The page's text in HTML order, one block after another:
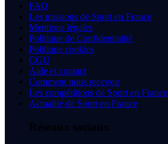
FAQ
Les missions de Sport en France
Mentions légales
Politique de Confidentialité
Politique cookies
CGU
Aide et contact
Comment nous recevoir
Les compétitions de Sport en France
Actualité de Sport en France
Réseaux sociaux